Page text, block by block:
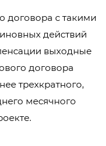
договора с такими
действий
выходные
договора
трехкратного,
месячного